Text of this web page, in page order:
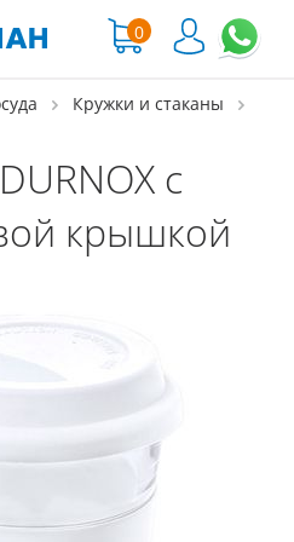
0
Кружки и стаканы
с
крышкой